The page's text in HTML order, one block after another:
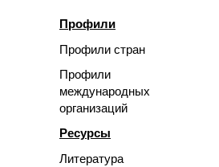
Профили
Профили стран
Профили
международных
организаций
Ресурсы
Литература